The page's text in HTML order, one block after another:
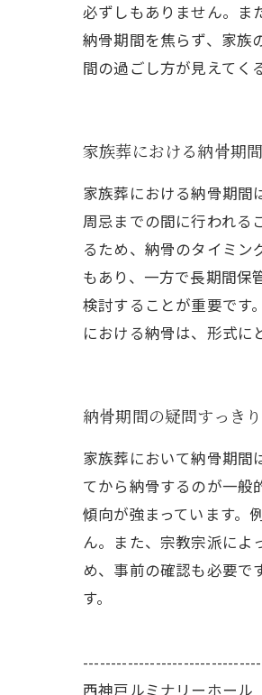
必ずしもありません。ま
納骨期間を焦らず、家族
間の過ごし方が見えてく
家族葬における納骨期
家族葬における納骨期間
周忌までの間に行われる
るため、納骨のタイミン
もあり、一方で長期間保
検討することが重要です
における納骨は、形式に
納骨期間の疑問すっき
家族葬において納骨期間
てから納骨するのが一般
傾向が強まっています。
ん。また、宗教宗派によ
め、事前の確認も必要で
す。
西神戸ルミナリーホール